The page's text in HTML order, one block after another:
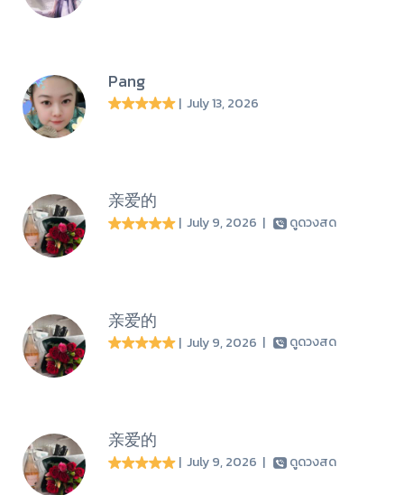
Pang
| July 13, 2026
亲爱的
| July 9, 2026 | ดูดวงสด
亲爱的
| July 9, 2026 | ดูดวงสด
亲爱的
| July 9, 2026 | ดูดวงสด